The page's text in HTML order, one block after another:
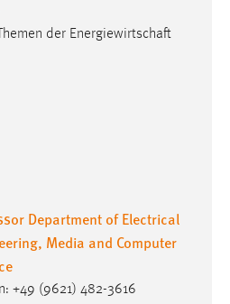
Media and Computer
+49 (9621) 482-3616
oth-aw de
Systeme